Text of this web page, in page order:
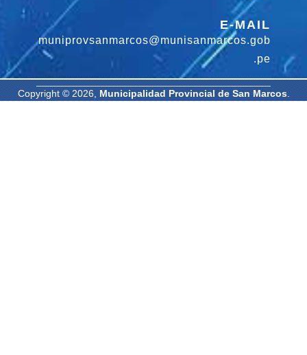
E-MAIL
muniprovsanmarcos@munisanmarcos.gob
.pe
Copyright © 2026,Municipalidad Provincial de San Marcos.